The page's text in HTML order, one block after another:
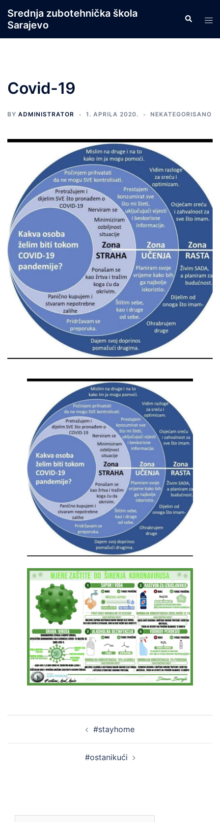
content
Srednja zubotehnička škola
Sarajevo
Search
Covid-19
BY ADMINISTRATOR 1. APRILA 2020. NEKATEGORISANO
#stayhome
#ostanikući